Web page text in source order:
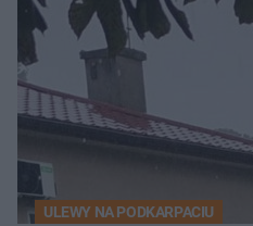
ULEWY NA PODKARPACIU